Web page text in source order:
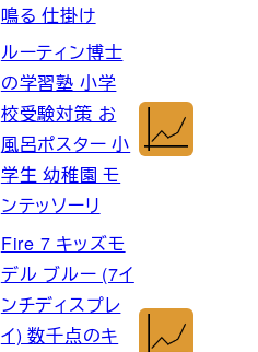
鳴る 仕掛け
ルーティン博士
の学習塾 小学
校受験対策 お
風呂ポスター 小
学生 幼稚園 モ
ンテッソーリ
Fire 7 キッズモ
デル ブルー (7イ
ンチディスプレ
イ) 数千点のキ